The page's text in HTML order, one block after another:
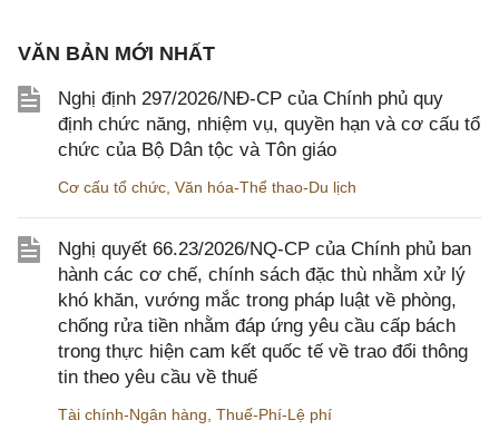
VĂN BẢN MỚI NHẤT
Nghị định 297/2026/NĐ-CP của Chính phủ quy
định chức năng, nhiệm vụ, quyền hạn và cơ cấu tổ
chức của Bộ Dân tộc và Tôn giáo
Cơ cấu tổ chức, Văn hóa-Thể thao-Du lịch
Nghị quyết 66.23/2026/NQ-CP của Chính phủ ban
hành các cơ chế, chính sách đặc thù nhằm xử lý
khó khăn, vướng mắc trong pháp luật về phòng,
chống rửa tiền nhằm đáp ứng yêu cầu cấp bách
trong thực hiện cam kết quốc tế về trao đổi thông
tin theo yêu cầu về thuế
Tài chính-Ngân hàng, Thuế-Phí-Lệ phí